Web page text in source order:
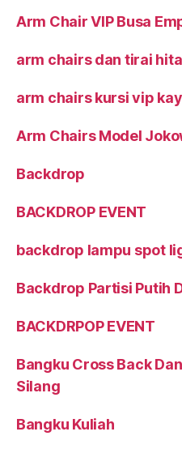
Arm Chair VIP Busa
arm chairs dan tirai
arm chairs kursi vip
Arm Chairs Model
Backdrop
BACKDROP EVENT
backdrop lampu spot
Backdrop Partisi Putih
BACKDRPOP EVENT
Bangku Cross Back
Silang
Bangku Kuliah